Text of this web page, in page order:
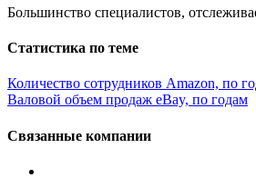
Большинство специалистов,
Статистика по теме
Количество сотрудников Amazon, по
Валовой объем продаж eBay, по годам
Связанные компании